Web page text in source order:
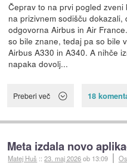
Čeprav to na prvi pogled
na prizivnem sodišču
odgovorna Airbus in Air
so bile znane, tedaj pa so bile
Airbus A330 in A340. A nihče
napaka dovolj...
Preberi več 18
Meta izdala novo
Matej Huš ::23. maj 2026ob 13:09